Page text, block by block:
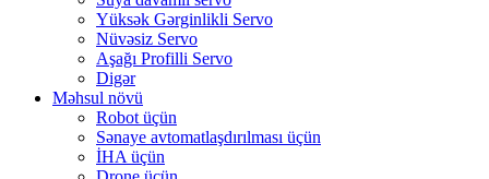
Yüksək Gərginlikli Servo
Nüvəsiz Servo
Aşağı Profilli Servo
Digər
Məhsul növü
Robot üçün
Sənaye avtomatlaşdırılması üçün
İHA üçün